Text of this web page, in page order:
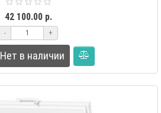
42 100.00 р.
- +
Нет в наличии